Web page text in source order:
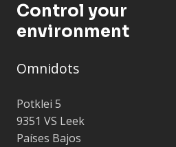
Control your
environment
Omnidots
Potklei 5
9351 VS Leek
Países Bajos